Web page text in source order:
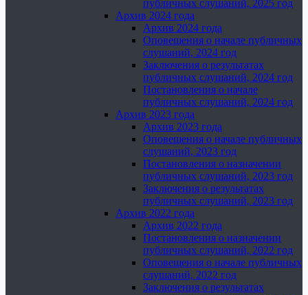
публичных слушаний, 2025 год
Архив 2024 года
Архив 2024 года
Оповещения о начале публичных
слушаний, 2024 год
Заключения о результатах
публичных слушаний, 2024 год
Постановления о начале
публичных слушаний, 2024 год
Архив 2023 года
Архив 2023 года
Оповещения о начале публичных
слушаний, 2023 год
Постановления о назначении
публичных слушаний, 2023 год
Заключения о результатах
публичных слушаний, 2023 год
Архив 2022 года
Архив 2022 года
Постановления о назначении
публичных слушаний, 2022 год
Оповещения о начале публичных
слушаний, 2022 год
Заключения о результатах